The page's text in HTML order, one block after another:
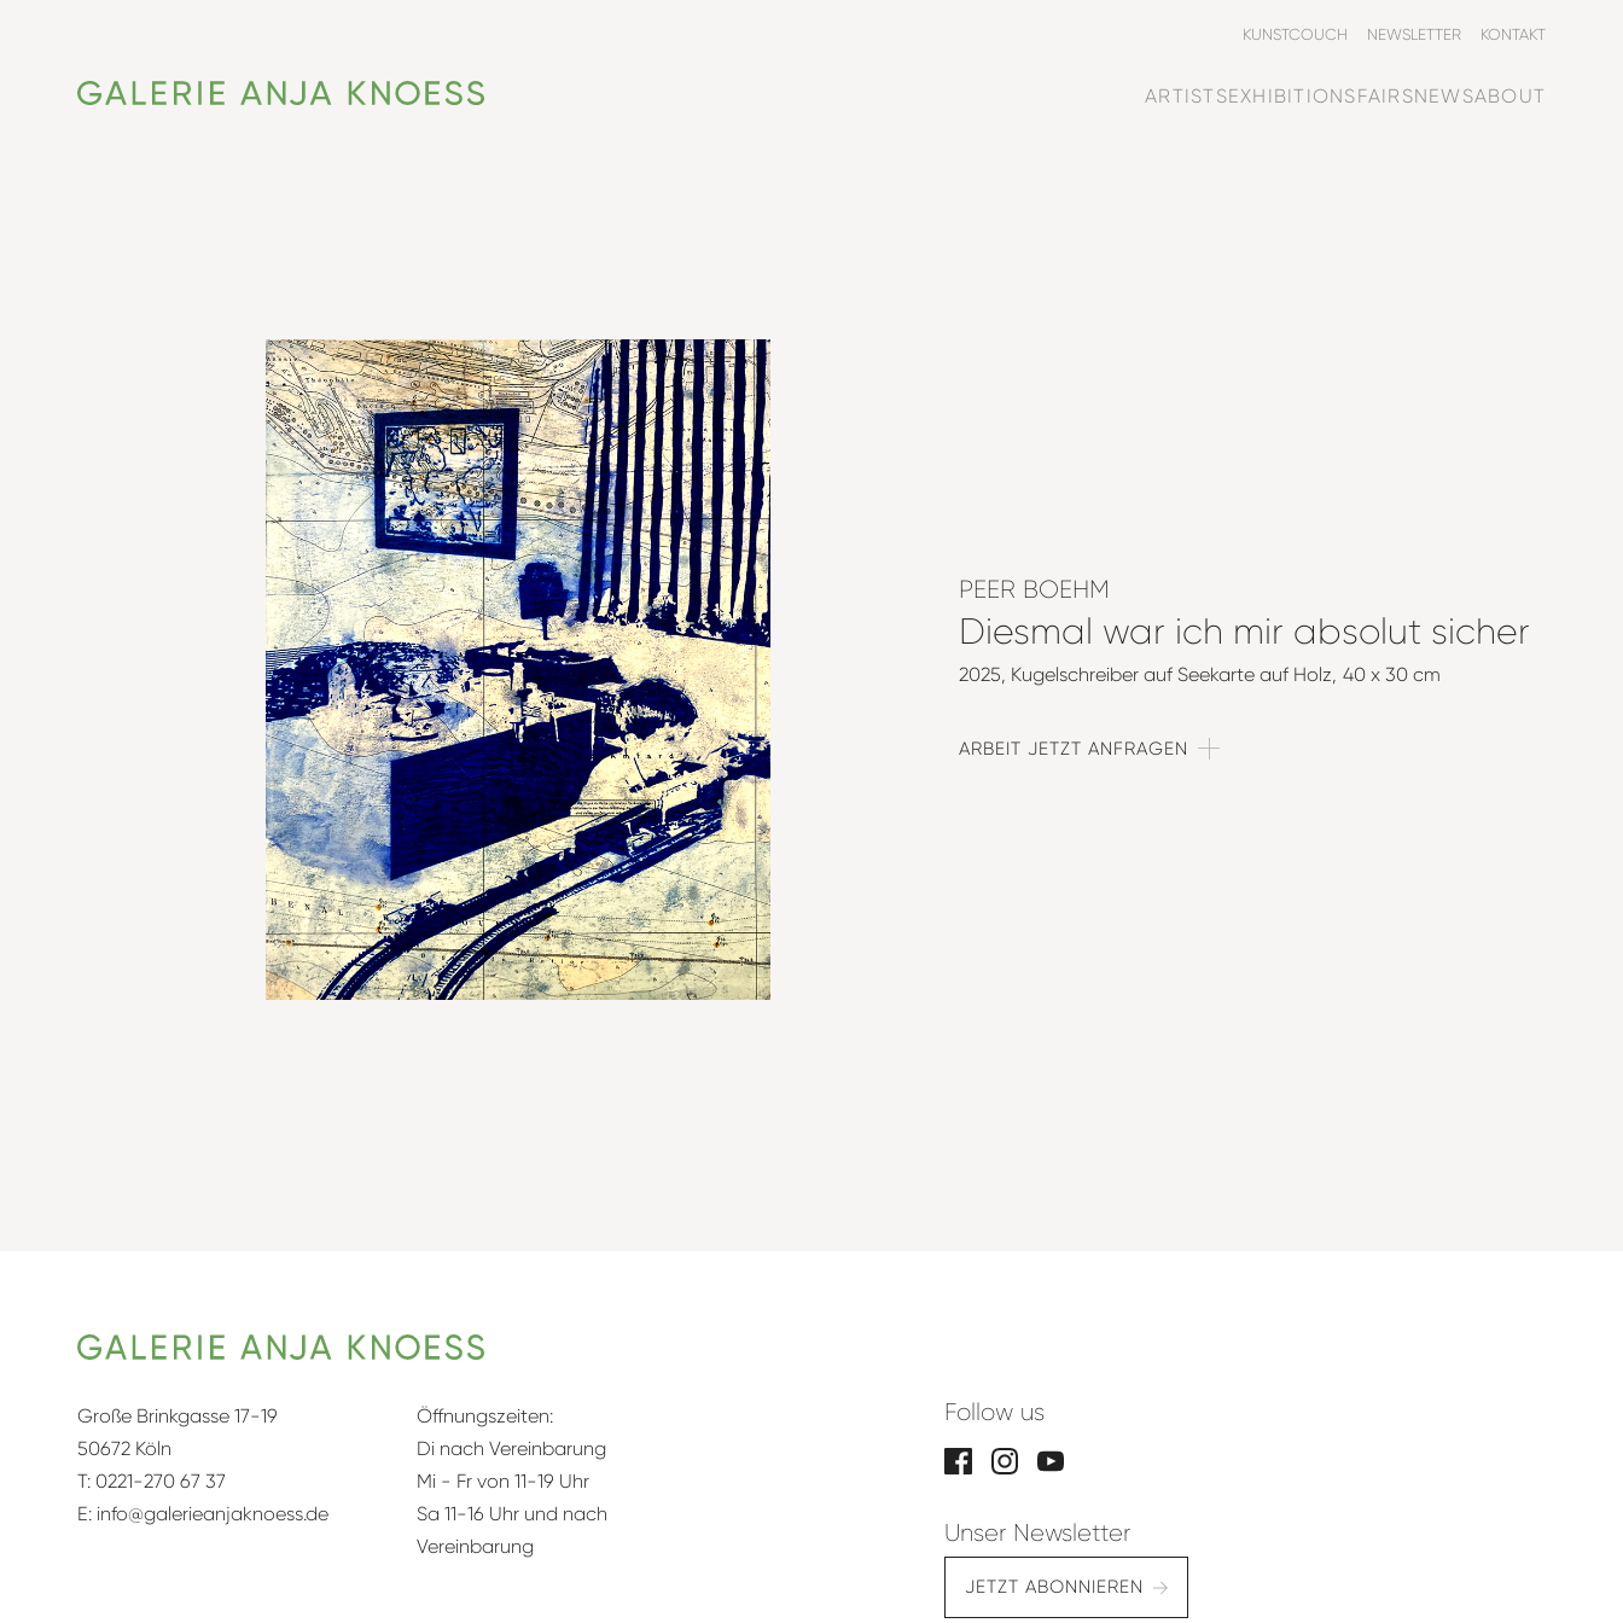
ARTISTSEXHIBITIONSFAIRSNEWSABOUT
KUNSTCOUCH NEWSLETTER KONTAKT
PEER BOEHM
Diesmal war ich mir absolut sicher
2025 Kugelschreiber auf Seekarte auf Holz 40 x 30 cm
ARBEIT JETZT ANFRAGEN
Große Brinkgasse 17-19
50672 Köln
T: 0221-270 67 37
E: info@galerieanjaknoess.de
Öffnungszeiten:
Di nach Vereinbarung
Mi - Fr von 11-19 Uhr
Sa 11-16 Uhr und nach
Vereinbarung
Follow us
Unser Newsletter
JETZT ABONNIEREN